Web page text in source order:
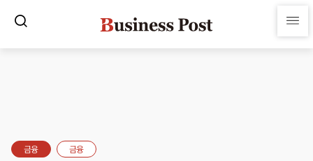
금융 금융